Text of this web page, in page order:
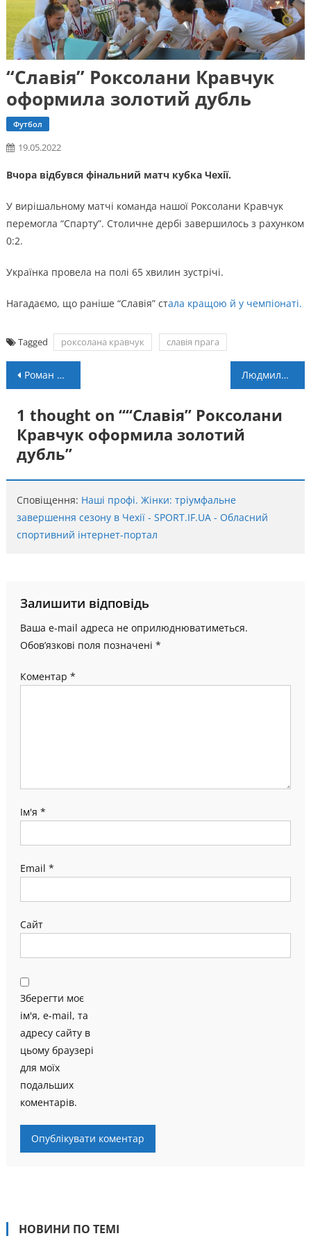
“Славія” Роксолани Кравчук
оформила золотий дубль
Футбол
19.05.2022
Вчора відбувся фінальний матч кубка Чехії.
У вирішальному матчі команда нашої Роксолани Кравчук
перемогла “Спарту”. Столичне дербі завершилось з рахунком
0:2.
Українка провела на полі 65 хвилин зустрічі.
Нагадаємо, що раніше “Славія” стала кращою й у чемпіонаті.
Tagged роксолана кравчук славія прага
Навігація
Роман Татумірак – чемпіон італійської Ліги Еліт U-19 Людмила Лузан змагатиметься на етапі Кубка світу в Чехії
1 thought on ““Славія” Роксолани
Кравчук оформила золотий
дубль”
Сповіщення: Наші профі. Жінки: тріумфальне
завершення сезону в Чехії - SPORT.IF.UA - Обласний
спортивний інтернет-портал
Залишити відповідь
Ваша e-mail адреса не оприлюднюватиметься.
Обов’язкові поля позначені *
Коментар *
Ім'я *
Email *
Сайт
Зберегти моє
ім'я, e-mail, та
адресу сайту в
цьому браузері
для моїх
подальших
коментарів.
НОВИНИ ПО ТЕМІ